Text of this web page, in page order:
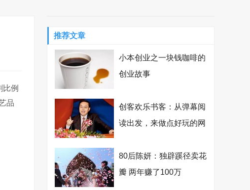
例
品
推荐文章
小本创业之一块钱咖啡的
创业故事
创客欢乐书客：从弹幕阅
读出发，来做点好玩的网
80后陈妍：独辟蹊径卖花
瓣 两年赚了100万